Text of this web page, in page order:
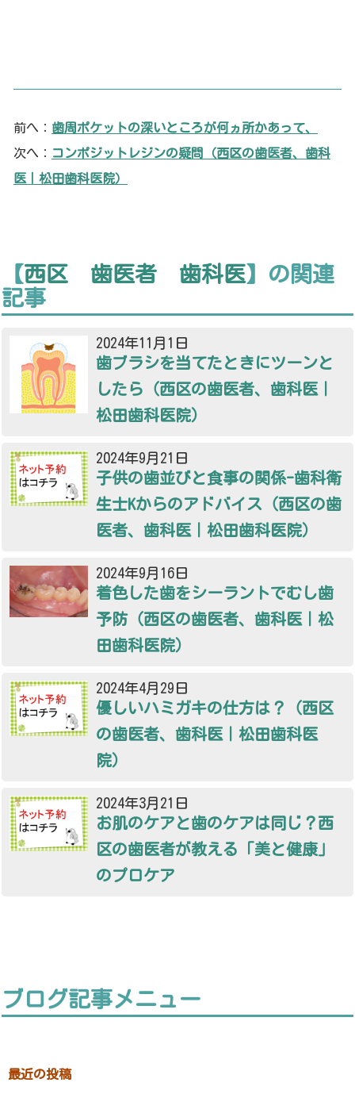
前へ： 歯周ポケットの深いところが何ヵ所かあって、
次へ： コンポジットレジンの疑問（西区の歯医者、歯科
医｜松田歯科医院）
【西区 歯医者 歯科医】の関連
記事
2024年11月1日
歯ブラシを当てたときにツーンと
したら（西区の歯医者、歯科医｜
松田歯科医院）
2024年9月21日
子供の歯並びと食事の関係-歯科衛
生士Kからのアドバイス（西区の歯
医者、歯科医｜松田歯科医院）
2024年9月16日
着色した歯をシーラントでむし歯
予防（西区の歯医者、歯科医｜松
田歯科医院）
2024年4月29日
優しいハミガキの仕方は？（西区
の歯医者、歯科医｜松田歯科医
院）
2024年3月21日
お肌のケアと歯のケアは同じ？西
区の歯医者が教える「美と健康」
のプロケア
ブログ記事メニュー
最近の投稿